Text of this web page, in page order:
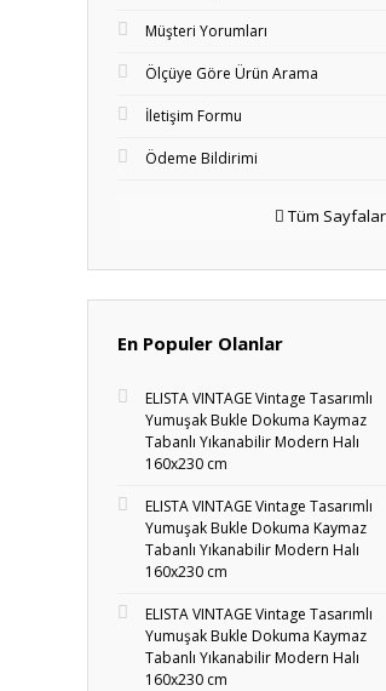
Müşteri Yorumları
Ölçüye Göre Ürün Arama
İletişim Formu
Ödeme Bildirimi
Tüm Sayfalar
En Populer Olanlar
ELISTA VINTAGE Vintage Tasarımlı
Yumuşak Bukle Dokuma Kaymaz
Tabanlı Yıkanabilir Modern Halı
160x230 cm
ELISTA VINTAGE Vintage Tasarımlı
Yumuşak Bukle Dokuma Kaymaz
Tabanlı Yıkanabilir Modern Halı
160x230 cm
ELISTA VINTAGE Vintage Tasarımlı
Yumuşak Bukle Dokuma Kaymaz
Tabanlı Yıkanabilir Modern Halı
160x230 cm